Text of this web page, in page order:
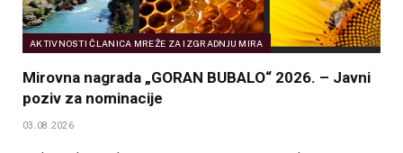
AKTIVNOSTI ČLANICA MREŽE ZA IZGRADNJU MIRA
Mirovna nagrada „GORAN BUBALO“ 2026. – Javni
poziv za nominacije
03.08.2026